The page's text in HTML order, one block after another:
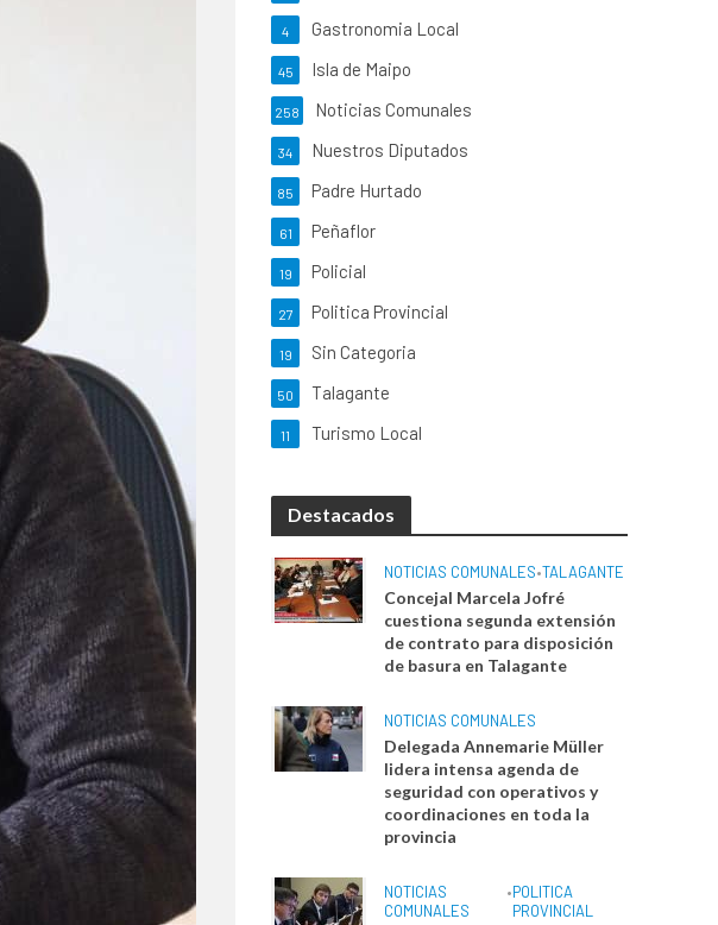
Gastronomia Local
4
Isla de Maipo
45
Noticias Comunales
258
Nuestros Diputados
34
Padre Hurtado
85
Peñaflor
61
Policial
19
Politica Provincial
27
Sin Categoria
19
Talagante
50
Turismo Local
11
Destacados
NOTICIAS COMUNALES•TALAGANTE
Concejal Marcela Jofré
cuestiona segunda extensión
de contrato para disposición
de basura en Talagante
NOTICIAS COMUNALES
Delegada Annemarie Müller
lidera intensa agenda de
seguridad con operativos y
coordinaciones en toda la
provincia
NOTICIAS
COMUNALES
•POLITICA
PROVINCIAL